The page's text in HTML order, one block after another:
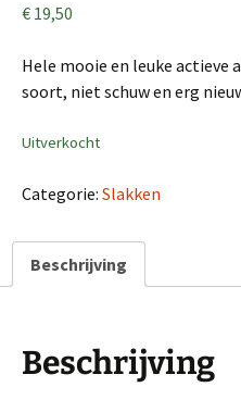
€ 19,50
Hele mooie en leuke actieve
soort, niet schuw en erg
Uitverkocht
Categorie: Slakken
Beschrijving
Beschrijving